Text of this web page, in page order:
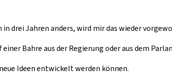
in drei Jahren anders, wird mir das wieder
Bahre aus der Regierung oder aus dem
Ideen entwickelt werden können.